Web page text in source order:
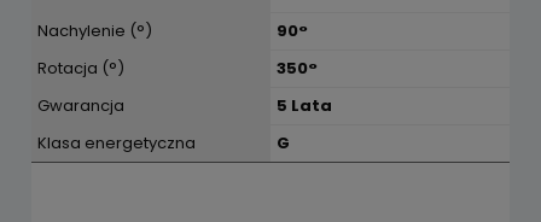
Nachylenie (°)
90°
Rotacja (°)
350°
Gwarancja
5 Lata
Klasa energetyczna
G